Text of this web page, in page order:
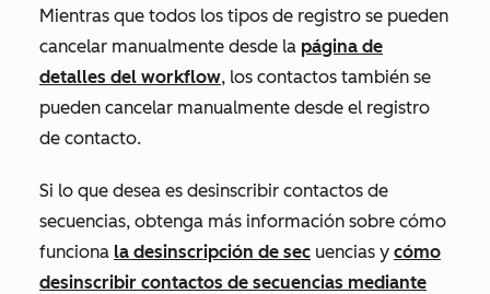
Mientras que todos los tipos de registro se pueden
cancelar manualmente desde la página de
detalles del workflow, los contactos también se
pueden cancelar manualmente desde el registro
de contacto.
Si lo que desea es desinscribir contactos de
secuencias, obtenga más información sobre cómo
funciona la desinscripción de sec uencias y cómo
desinscribir contactos de secuencias mediante